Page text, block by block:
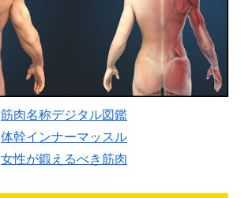
筋肉名称デジタル図鑑
体幹インナーマッスル
女性が鍛えるべき筋肉